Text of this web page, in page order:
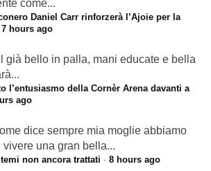
come...
Daniel Carr rinforzerà l’Ajoie per la
7 hours ago
già bello in palla, mani educate e bella
l’entusiasmo della Cornèr Arena davanti a
ago
dice sempre mia moglie abbiamo
una gran bella...
non ancora trattati · 8 hours ago